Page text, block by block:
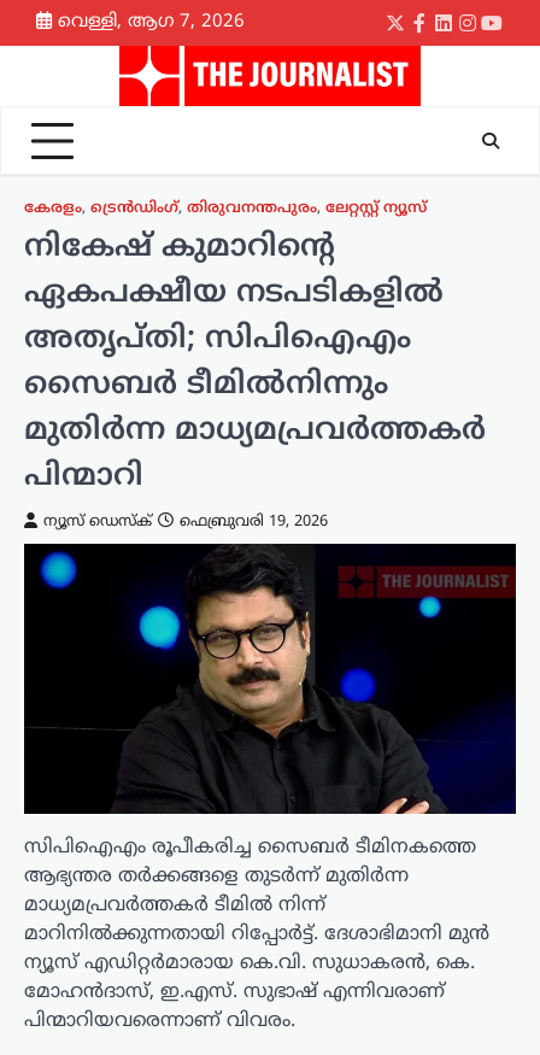
Skip
to
വെള്ളി, ആഗ 7, 2026
Twitter
Facebook
LinkedIn
കേരളം, ട്രെൻഡിംഗ്, തിരുവനന്തപുരം, ലേറ്റസ്റ്റ് ന്യൂസ്
നികേഷ് കുമാറിന്റെ
ഏകപക്ഷീയ നടപടികളിൽ
അതൃപ്തി; സിപിഐഎം
സൈബർ ടീമിൽനിന്നും
മുതിർന്ന മാധ്യമപ്രവർത്തകർ
പിന്മാറി
ന്യൂസ് ഡെസ്ക് ഫെബ്രുവരി 19, 2026
സിപിഐഎം രൂപീകരിച്ച സൈബർ ടീമിനകത്തെ
ആഭ്യന്തര തർക്കങ്ങളെ തുടർന്ന് മുതിർന്ന
മാധ്യമപ്രവർത്തകർ ടീമിൽ നിന്ന്
മാറിനിൽക്കുന്നതായി റിപ്പോർട്ട്. ദേശാഭിമാനി മുൻ
ന്യൂസ് എഡിറ്റർമാരായ കെ.വി. സുധാകരൻ, കെ.
മോഹൻദാസ്, ഇ.എസ്. സുഭാഷ് എന്നിവരാണ്
പിന്മാറിയവരെന്നാണ് വിവരം.